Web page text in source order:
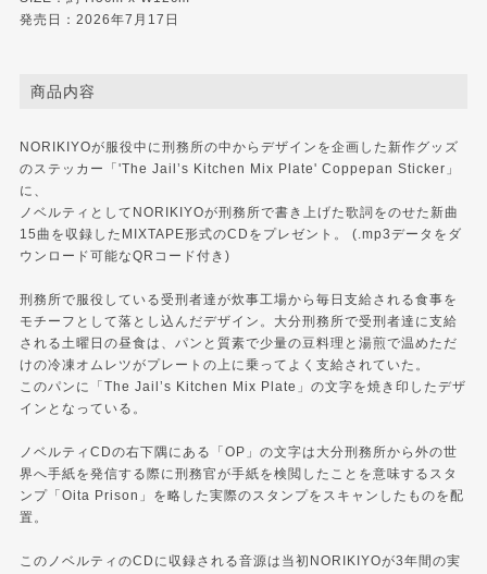
発売日：2026年7月17日
商品内容
NORIKIYOが服役中に刑務所の中からデザインを企画した新作グッズ
のステッカー「'The Jail’s Kitchen Mix Plate' Coppepan Sticker」
に、
ノベルティとしてNORIKIYOが刑務所で書き上げた歌詞をのせた新曲
15曲を収録したMIXTAPE形式のCDをプレゼント。 (.mp3データをダ
ウンロード可能なQRコード付き)
刑務所で服役している受刑者達が炊事工場から毎日支給される食事を
モチーフとして落とし込んだデザイン。大分刑務所で受刑者達に支給
される土曜日の昼食は、パンと質素で少量の豆料理と湯煎で温めただ
けの冷凍オムレツがプレートの上に乗ってよく支給されていた。
このパンに「The Jail’s Kitchen Mix Plate」の文字を焼き印したデザ
インとなっている。
ノベルティCDの右下隅にある「OP」の文字は大分刑務所から外の世
界へ手紙を発信する際に刑務官が手紙を検閲したことを意味するスタ
ンプ「Oita Prison」を略した実際のスタンプをスキャンしたものを配
置。
このノベルティのCDに収録される音源は当初NORIKIYOが3年間の実